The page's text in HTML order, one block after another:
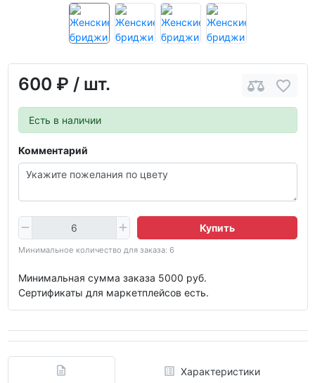
600 ₽ / шт.
Есть в наличии
Комментарий
Купить
Минимальное количество для заказа: 6
Минимальная сумма заказа 5000 руб.
Сертификаты для маркетплейсов есть.
Характеристики